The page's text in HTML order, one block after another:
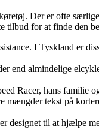
Der er ofte
tilbud for at finde den
I Tyskland er
end almindelige
Racer, hans familie
mængder tekst på
til at hjælpe